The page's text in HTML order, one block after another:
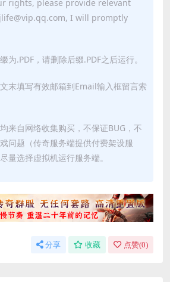
rights, please provide relevant
I will promptly
为.PDF，请删除后缀.PDF之后运行。
末填写有效邮箱到Email输入框留言索
来自网络收集购买，不保证BUG，不
问题（传奇服务端提供付费架设服
量选择虚拟机运行服务端。
分享 收藏 点赞(0)